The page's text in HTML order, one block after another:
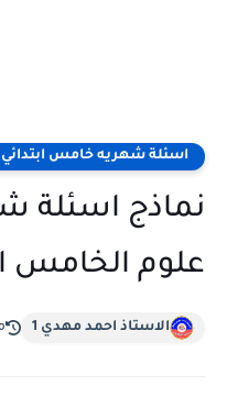
اسئلة شهريه خامس ابتدائي
نماذج اسئلة
علوم الخامس
الاستاذ احمد مهدي 1